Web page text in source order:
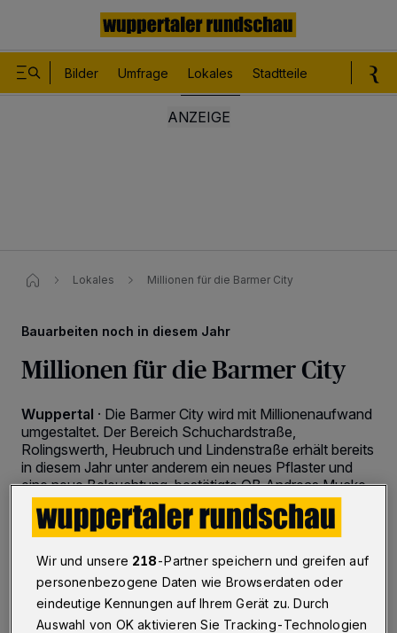
Bilder Umfrage Lokales Stadtteile
Lokales Millionen für die Barmer City
Bauarbeiten noch in diesem Jahr
Millionen für die Barmer City
Wuppertal · Die Barmer City wird mit Millionenaufwand
umgestaltet. Der Bereich Schuchardstraße,
Rolingswerth, Heubruch und Lindenstraße erhält bereits
in diesem Jahr unter anderem ein neues Pflaster und
eine neue Beleuchtung, bestätigte OB Andreas Mucke
auf einer Veranstaltung der Immobilien-Standort-
Gemeinschaft (ISG).
16.02.2017 , 20:53 Uhr
Wir und unsere 218-Partner speichern und greifen auf
personenbezogene Daten wie Browserdaten oder
eindeutige Kennungen auf Ihrem Gerät zu. Durch
Auswahl von OK aktivieren Sie Tracking-Technologien